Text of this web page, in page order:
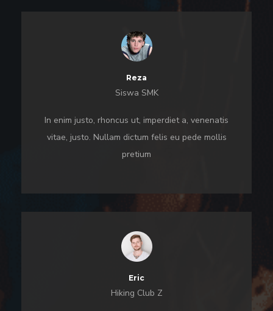
Reza
Siswa SMK
In enim justo, rhoncus ut, imperdiet a, venenatis
vitae, justo. Nullam dictum felis eu pede mollis
pretium
Eric
Hiking Club Z